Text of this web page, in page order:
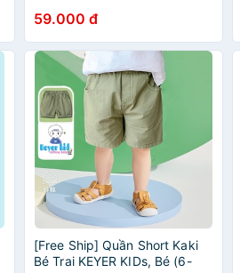
Thun mát Họa Tiết in Sắc Nét
AT14
59.000 đ
[Free Ship] Quần Short Kaki
Bé Trai KEYER KIDs, Bé (6-